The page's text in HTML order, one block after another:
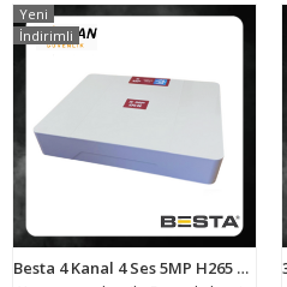
Besta 4 Kanal 4 Ses 5MP H265 DVR Kayıt Cihazı Xmeye BS-304
Yeni
İndirimli